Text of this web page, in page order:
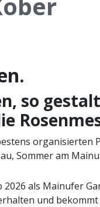
so
organisierten
Sommer am
als Mainufer
und